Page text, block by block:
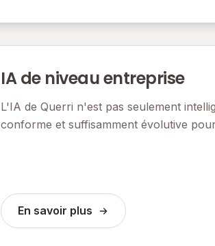
IA de niveau entreprise
L'IA de Querri n'est pas seulement
conforme et suffisamment évolutive
En savoir plus